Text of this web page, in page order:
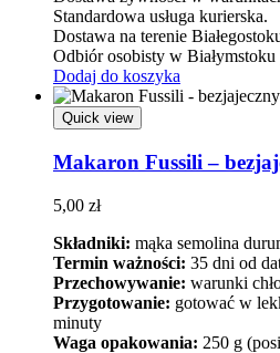
Standardowa usługa kurierska.
Dostawa na terenie
Odbiór osobisty w
Dodaj do koszyka
Quick view
Makaron Fussili –
5,00 zł
Składniki: mąka semolina
Termin ważności: 35 dni od
Przechowywanie: warunki
Przygotowanie: gotować w
minuty
Waga opakowania: 250 g